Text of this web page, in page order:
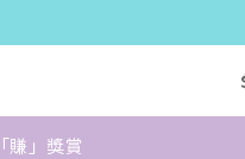
賺」獎賞